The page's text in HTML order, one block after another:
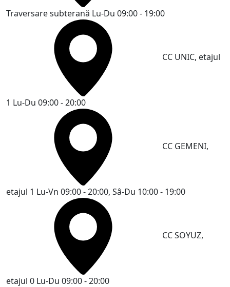
Traversare subterană Lu-Du 09:00 - 19:00
CC UNIC, etajul
1 Lu-Du 09:00 - 20:00
CC GEMENI,
etajul 1 Lu-Vn 09:00 - 20:00, Sâ-Du 10:00 - 19:00
CC SOYUZ,
etajul 0 Lu-Du 09:00 - 20:00